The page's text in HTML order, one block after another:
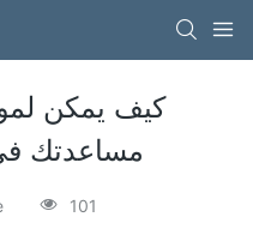
كيف يمكن
مساعدتك
101